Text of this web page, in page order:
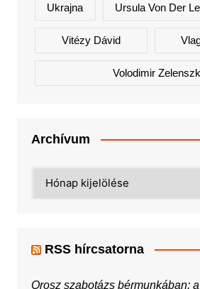
Ukrajna Ursula Von Der
Vitézy Dávid
Volodimir
Archívum
RSS hírcsatorna
Orosz szabotázs bérmunkában: